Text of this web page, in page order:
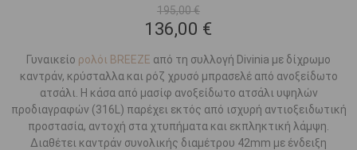
195,00 €
136,00 €
Γυναικείο ρολόι BREEZE από τη συλλογή Divinia με δίχρωμο
καντράν, κρύσταλλα και ρόζ χρυσό μπρασελέ από ανοξείδωτο
ατσάλι. Η κάσα από μασίφ ανοξείδωτο ατσάλι υψηλών
προδιαγραφών (316L) παρέχει εκτός από ισχυρή αντιοξειδωτική
προστασία, αντοχή στα χτυπήματα και εκπληκτική λάμψη.
Διαθέτει καντράν συνολικής διαμέτρου 42mm με ένδειξη